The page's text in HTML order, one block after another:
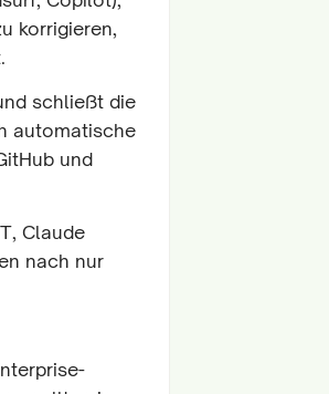
korrigieren,
schließt die
automatische
und
Claude
nach nur